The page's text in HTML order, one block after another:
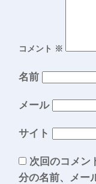
コメント ※
名前
メール
サイト
次回のコメン
分の名前、メー